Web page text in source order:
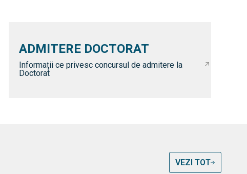
ADMITERE DOCTORAT
Informații ce privesc concursul de admitere la
Doctorat
VEZI TOT